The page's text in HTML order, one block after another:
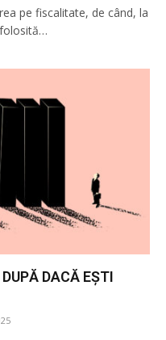
pe fiscalitate, de când, la
DACĂ EȘTI